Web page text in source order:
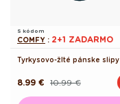
S kódom
COMFY : 2+1 ZADARMO
Tyrkysovo-žlté pánske slipy
Pôvodná10.99 €
Akciová
8.99 €